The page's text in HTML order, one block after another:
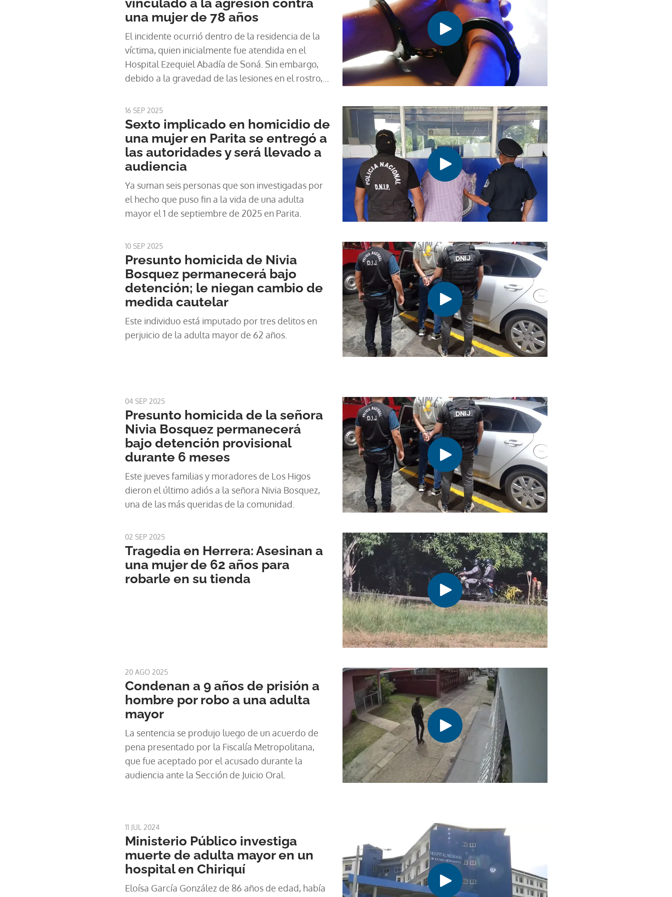
vinculado a la agresión contra
una mujer de 78 años
El incidente ocurrió dentro de la residencia de la
víctima, quien inicialmente fue atendida en el
Hospital Ezequiel Abadía de Soná. Sin embargo,
debido a la gravedad de las lesiones en el rostro,
ciu
16 SEP 2025
Sexto implicado en homicidio de
una mujer en Parita se entregó a
las autoridades y será llevado a
audiencia
Ya suman seis personas que son investigadas por
el hecho que puso fin a la vida de una adulta
mayor el 1 de septiembre de 2025 en Parita.
10 SEP 2025
Presunto homicida de Nivia
Bosquez permanecerá bajo
detención; le niegan cambio de
medida cautelar
Este individuo está imputado por tres delitos en
perjuicio de la adulta mayor de 62 años.
04 SEP 2025
Presunto homicida de la señora
Nivia Bosquez permanecerá
bajo detención provisional
durante 6 meses
Este jueves familias y moradores de Los Higos
dieron el último adiós a la señora Nivia Bosquez,
una de las más queridas de la comunidad.
02 SEP 2025
Tragedia en Herrera: Asesinan a
una mujer de 62 años para
robarle en su tienda
20 AGO 2025
Condenan a 9 años de prisión a
hombre por robo a una adulta
mayor
La sentencia se produjo luego de un acuerdo de
pena presentado por la Fiscalía Metropolitana,
que fue aceptado por el acusado durante la
audiencia ante la Sección de Juicio Oral.
11 JUL 2024
Ministerio Público investiga
muerte de adulta mayor en un
hospital en Chiriquí
Eloísa García González de 86 años de edad, había